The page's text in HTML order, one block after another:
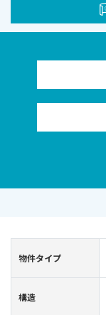
物件タイプ
構造